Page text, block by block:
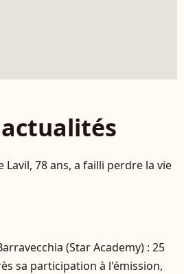
Lavil, 78 ans, a failli perdre la vie
(Star Academy) : 25
sa participation à l'émission,